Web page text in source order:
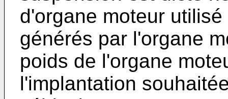
d'organe moteur
générés par l'organe
poids de l'organe
l'implantation